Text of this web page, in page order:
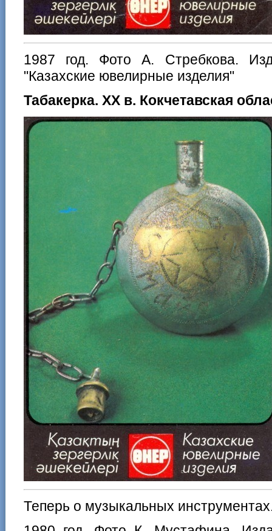
1987 год. Фото А. Стребкова.
"Казахские ювелирные изделия"
Табакерка. XX в. Кокчетавская
Теперь о музыкальных